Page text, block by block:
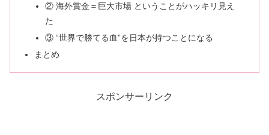
② 海外賞金＝巨大市場 ということがハッキリ見え
た
③ “世界で勝てる血”を日本が持つことになる
まとめ
スポンサーリンク